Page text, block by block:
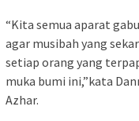
“Kita semua aparat
agar musibah yang
setiap orang yang
muka bumi ini,”kata
Azhar.